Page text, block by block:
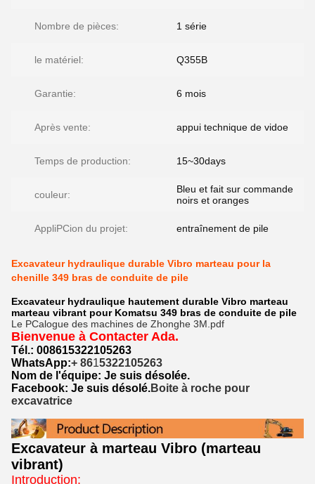
Nombre de pièces: 1 série
le matériel: Q355B
Garantie: 6 mois
Après vente: appui technique de vidoe
Temps de production: 15~30days
couleur:
Bleu et fait sur commande
noirs et oranges
AppliPCion du projet: entraînement de pile
Excavateur hydraulique durable Vibro marteau pour la
chenille 349 bras de conduite de pile
Excavateur hydraulique hautement durable Vibro marteau
marteau vibrant pour Komatsu 349 bras de conduite de pile
Le PCalogue des machines de Zhonghe 3M.pdf
Bienvenue à Contacter Ada.
Tél.: 008615322105263
WhatsApp:+ 8615322105263
Nom de l'équipe: Je suis désolée.
Facebook: Je suis désolé.Boite à roche pour
excavatrice
Excavateur à marteau Vibro (marteau
vibrant)
Introduction: